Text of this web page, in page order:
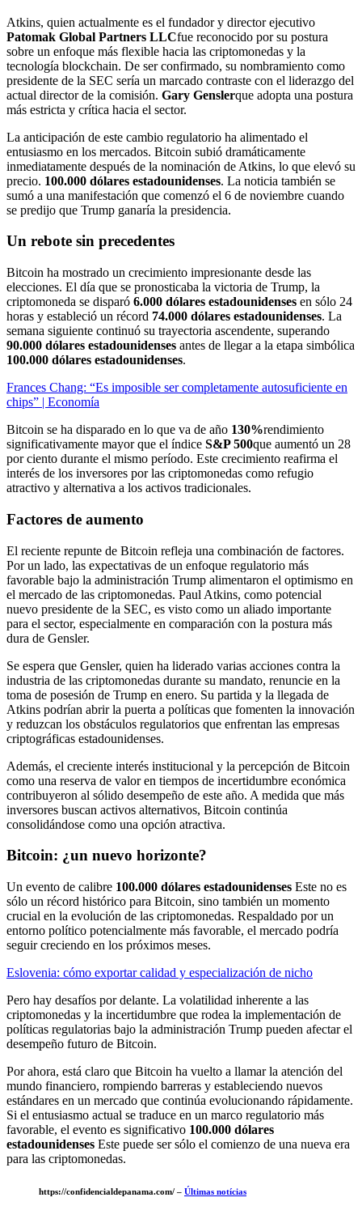
Atkins, quien actualmente es el fundador y director ejecutivo
Patomak Global Partners LLCfue reconocido por su postura
sobre un enfoque más flexible hacia las criptomonedas y la
tecnología blockchain. De ser confirmado, su nombramiento como
presidente de la SEC sería un marcado contraste con el liderazgo del
actual director de la comisión. Gary Genslerque adopta una postura
más estricta y crítica hacia el sector.
La anticipación de este cambio regulatorio ha alimentado el
entusiasmo en los mercados. Bitcoin subió dramáticamente
inmediatamente después de la nominación de Atkins, lo que elevó su
precio. 100.000 dólares estadounidenses. La noticia también se
sumó a una manifestación que comenzó el 6 de noviembre cuando
se predijo que Trump ganaría la presidencia.
Un rebote sin precedentes
Bitcoin ha mostrado un crecimiento impresionante desde las
elecciones. El día que se pronosticaba la victoria de Trump, la
criptomoneda se disparó 6.000 dólares estadounidenses en sólo 24
horas y estableció un récord 74.000 dólares estadounidenses. La
semana siguiente continuó su trayectoria ascendente, superando
90.000 dólares estadounidenses antes de llegar a la etapa simbólica
100.000 dólares estadounidenses.
Frances Chang: “Es imposible ser completamente autosuficiente en
chips” | Economía
Bitcoin se ha disparado en lo que va de año 130%rendimiento
significativamente mayor que el índice S&P 500que aumentó un 28
por ciento durante el mismo período. Este crecimiento reafirma el
interés de los inversores por las criptomonedas como refugio
atractivo y alternativa a los activos tradicionales.
Factores de aumento
El reciente repunte de Bitcoin refleja una combinación de factores.
Por un lado, las expectativas de un enfoque regulatorio más
favorable bajo la administración Trump alimentaron el optimismo en
el mercado de las criptomonedas. Paul Atkins, como potencial
nuevo presidente de la SEC, es visto como un aliado importante
para el sector, especialmente en comparación con la postura más
dura de Gensler.
Se espera que Gensler, quien ha liderado varias acciones contra la
industria de las criptomonedas durante su mandato, renuncie en la
toma de posesión de Trump en enero. Su partida y la llegada de
Atkins podrían abrir la puerta a políticas que fomenten la innovación
y reduzcan los obstáculos regulatorios que enfrentan las empresas
criptográficas estadounidenses.
Además, el creciente interés institucional y la percepción de Bitcoin
como una reserva de valor en tiempos de incertidumbre económica
contribuyeron al sólido desempeño de este año. A medida que más
inversores buscan activos alternativos, Bitcoin continúa
consolidándose como una opción atractiva.
Bitcoin: ¿un nuevo horizonte?
Un evento de calibre 100.000 dólares estadounidenses Este no es
sólo un récord histórico para Bitcoin, sino también un momento
crucial en la evolución de las criptomonedas. Respaldado por un
entorno político potencialmente más favorable, el mercado podría
seguir creciendo en los próximos meses.
Eslovenia: cómo exportar calidad y especialización de nicho
Pero hay desafíos por delante. La volatilidad inherente a las
criptomonedas y la incertidumbre que rodea la implementación de
políticas regulatorias bajo la administración Trump pueden afectar el
desempeño futuro de Bitcoin.
Por ahora, está claro que Bitcoin ha vuelto a llamar la atención del
mundo financiero, rompiendo barreras y estableciendo nuevos
estándares en un mercado que continúa evolucionando rápidamente.
Si el entusiasmo actual se traduce en un marco regulatorio más
favorable, el evento es significativo 100.000 dólares
estadounidenses Este puede ser sólo el comienzo de una nueva era
para las criptomonedas.
https://confidencialdepanama.com/ – Últimas notícias